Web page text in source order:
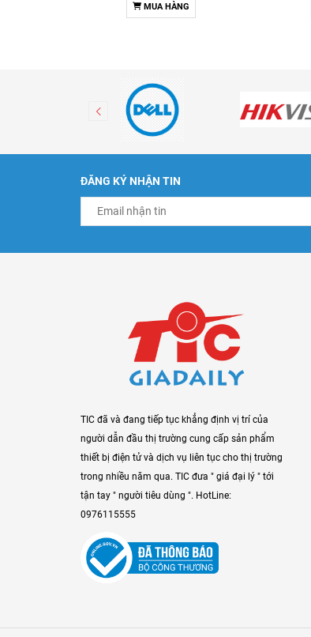
MUA HÀNG
ĐĂNG KÝ NHẬN TIN
TIC đã và đang tiếp tục khẳng định vị trí của
người dẫn đầu thị trường cung cấp sản phẩm
thiết bị điện tử và dịch vụ liên tục cho thị trường
trong nhiều năm qua. TIC đưa " giá đại lý " tới
tận tay " người tiêu dùng ". HotLine:
0976115555